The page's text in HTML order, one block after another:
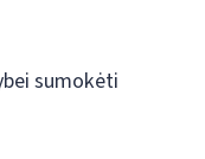
sumokėti